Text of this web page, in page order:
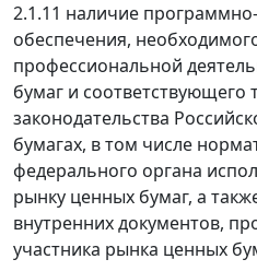
2.1.11 наличие
обеспечения,
профессиональной
бумаг и соответствующего
законодательства
бумагах, в том числе
федерального органа
рынку ценных бумаг, а
внутренних документов,
участника рынка ценных